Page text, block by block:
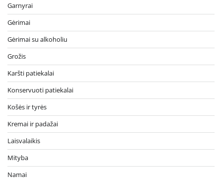
Garnyrai
Gėrimai
Gėrimai su alkoholiu
Grožis
Karšti patiekalai
Konservuoti patiekalai
Košės ir tyrės
Kremai ir padažai
Laisvalaikis
Mityba
Namai